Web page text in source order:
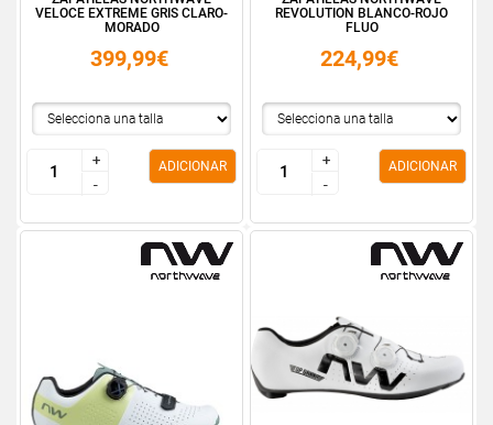
VELOCE EXTREME GRIS CLARO-
MORADO
399,99€
+
-
+
-
ADICIONAR
REVOLUTION BLANCO-ROJO
FLUO
224,99€
+
-
+
-
ADICIONAR